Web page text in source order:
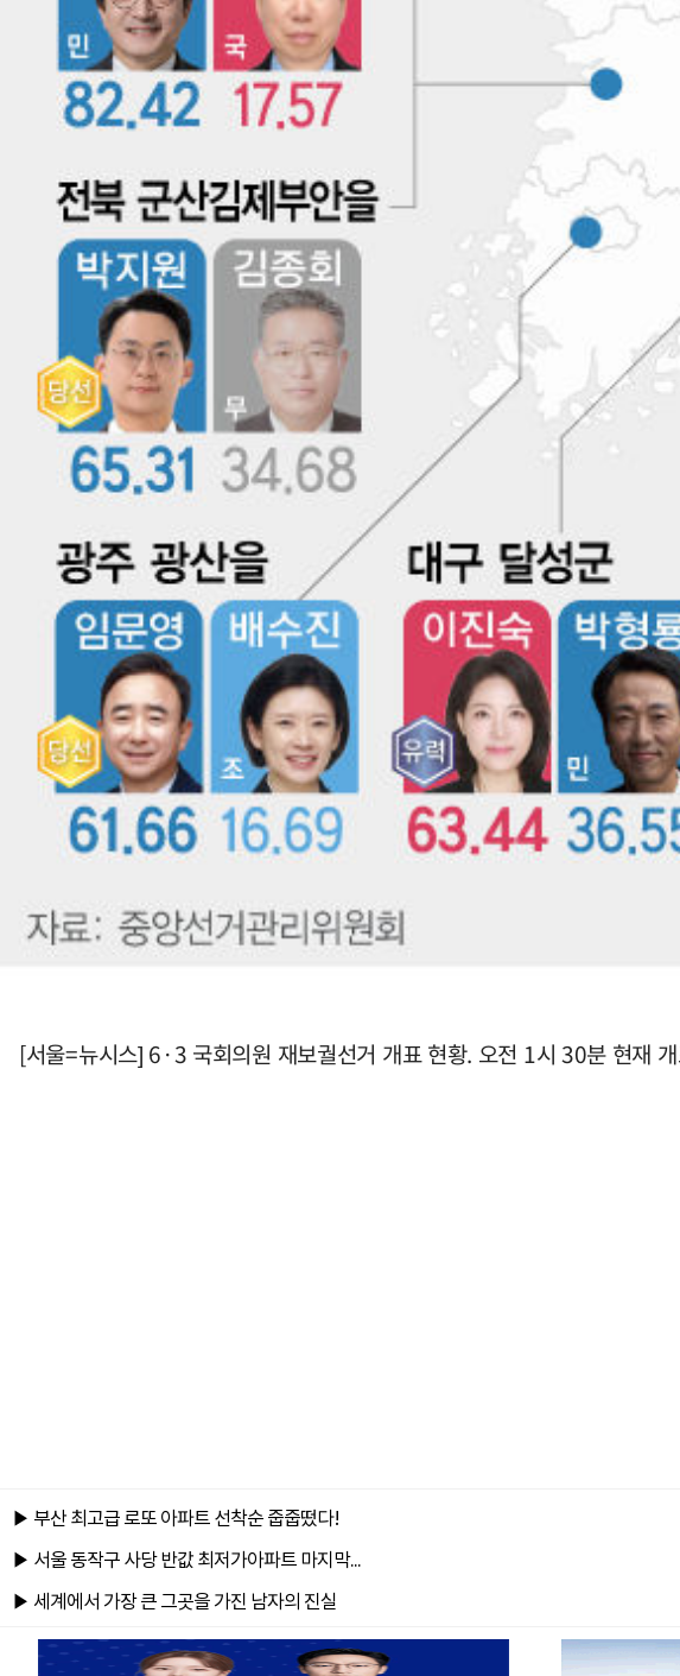
[서울=뉴시스] 6·3 국회의원 재보궐선거 개표 현황. 오전 1시 30분 현재